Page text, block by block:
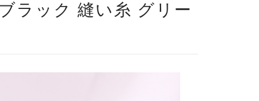
ラック 縫い糸 グリー